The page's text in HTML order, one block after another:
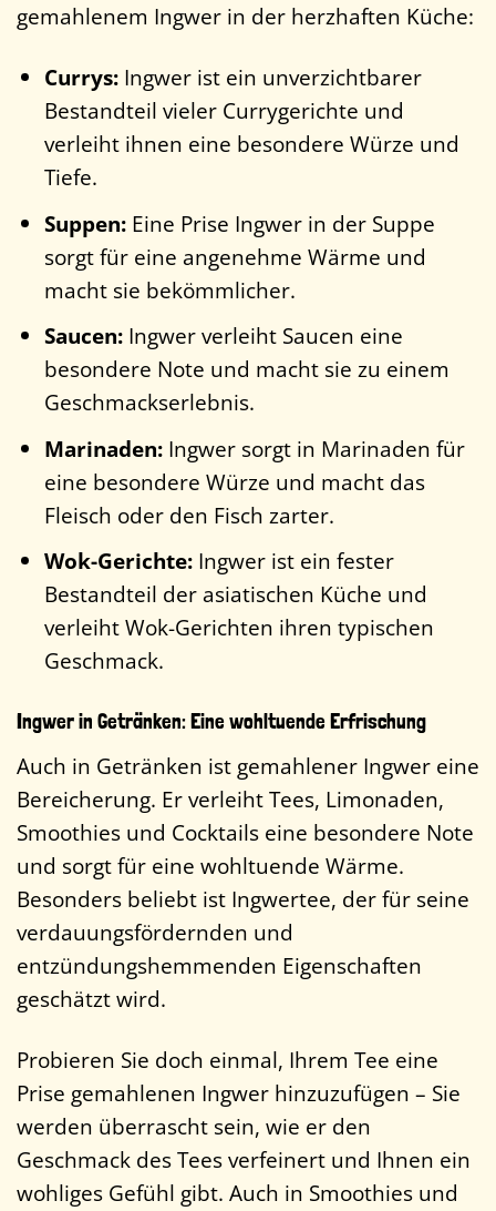
gemahlenem Ingwer in der herzhaften Küche:
Currys:Ingwer ist ein unverzichtbarer
Bestandteil vieler Currygerichte und
verleiht ihnen eine besondere Würze und
Tiefe.
Suppen:Eine Prise Ingwer in der Suppe
sorgt für eine angenehme Wärme und
macht sie bekömmlicher.
Saucen:Ingwer verleiht Saucen eine
besondere Note und macht sie zu einem
Geschmackserlebnis.
Marinaden:Ingwer sorgt in Marinaden für
eine besondere Würze und macht das
Fleisch oder den Fisch zarter.
Wok-Gerichte:Ingwer ist ein fester
Bestandteil der asiatischen Küche und
verleiht Wok-Gerichten ihren typischen
Geschmack.
Ingwer in Getränken: Eine wohltuende Erfrischung
Auch in Getränken ist gemahlener Ingwer eine
Bereicherung. Er verleiht Tees, Limonaden,
Smoothies und Cocktails eine besondere Note
und sorgt für eine wohltuende Wärme.
Besonders beliebt ist Ingwertee, der für seine
verdauungsfördernden und
entzündungshemmenden Eigenschaften
geschätzt wird.
Probieren Sie doch einmal, Ihrem Tee eine
Prise gemahlenen Ingwer hinzuzufügen – Sie
werden überrascht sein, wie er den
Geschmack des Tees verfeinert und Ihnen ein
wohliges Gefühl gibt. Auch in Smoothies und